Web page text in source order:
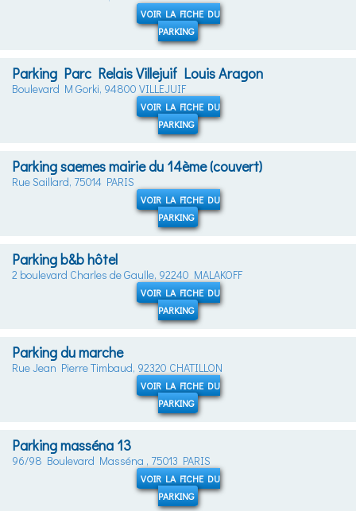
VOIR LA FICHE DU
PARKING
Parking Parc Relais Villejuif Louis Aragon
Boulevard M Gorki, 94800 VILLEJUIF
VOIR LA FICHE DU
PARKING
Parking saemes mairie du 14ème (couvert)
Rue Saillard, 75014 PARIS
VOIR LA FICHE DU
PARKING
Parking b&b hôtel
2 boulevard Charles de Gaulle, 92240 MALAKOFF
VOIR LA FICHE DU
PARKING
Parking du marche
Rue Jean Pierre Timbaud, 92320 CHATILLON
VOIR LA FICHE DU
PARKING
Parking masséna 13
96/98 Boulevard Masséna , 75013 PARIS
VOIR LA FICHE DU
PARKING